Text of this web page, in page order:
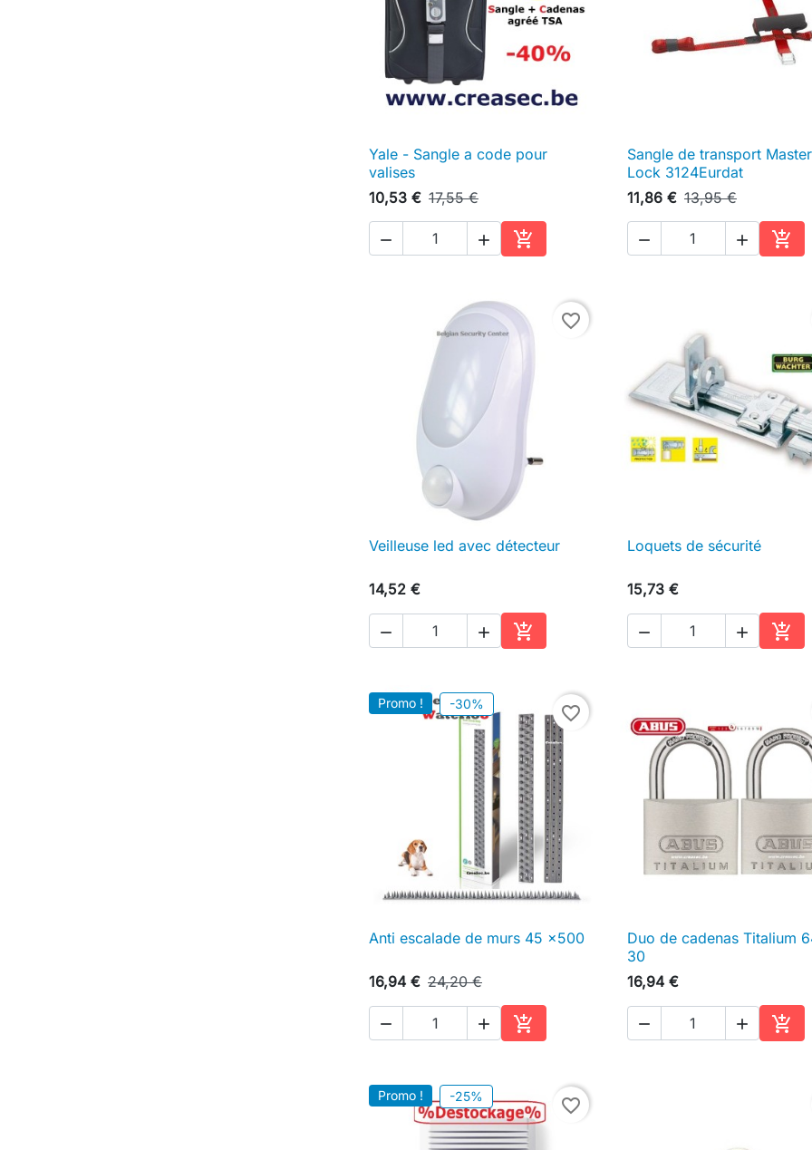
 Aperçu rapide
Yale - Sangle a code pour
valises
10,53 € 17,55 €
  
Ajouter au panier
 Aperçu rapide
Sangle de transport Master
Lock 3124Eurdat
11,86 € 13,95 €
  
favorite_border
 Aperçu rapide
Veilleuse led avec détecteur
14,52 €
  
Ajouter au panier
 Aperçu rapide
Loquets de sécurité
15,73 €
  
Promo ! -30% favorite_border
 Aperçu rapide
Anti escalade de murs 45 x500
16,94 € 24,20 €
  
Ajouter au panier
 Aperçu rapide
Duo de cadenas Titalium
30
16,94 €
  
Promo ! -25% favorite_border